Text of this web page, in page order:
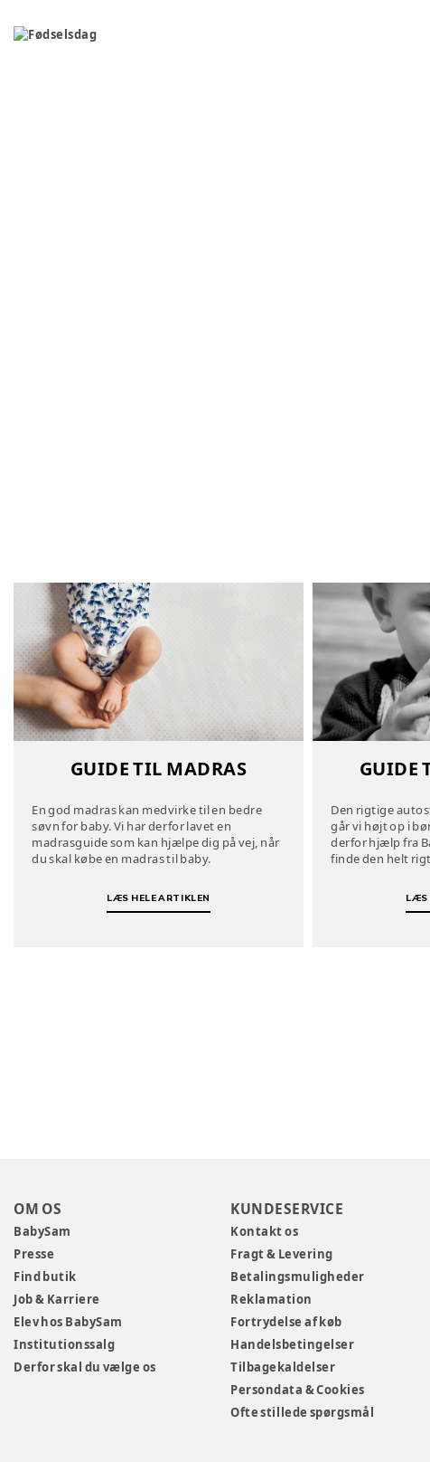
GUIDE TIL MADRAS
En god madras kan medvirke til en bedre
søvn for baby. Vi har derfor lavet en
madrasguide som kan hjælpe dig på vej, når
du skal købe en madras til baby.
LÆS HELE ARTIKLEN
GUIDE
Den rigtige
går vi højt op i
derfor hjælp fra
finde den helt
LÆS
OM OS
BabySam
Presse
Find butik
Job & Karriere
Elev hos BabySam
Institutionssalg
Derfor skal du vælge os
KUNDESERVICE
Kontakt os
Fragt & Levering
Betalingsmuligheder
Reklamation
Fortrydelse af køb
Handelsbetingelser
Tilbagekaldelser
Persondata & Cookies
Ofte stillede spørgsmål